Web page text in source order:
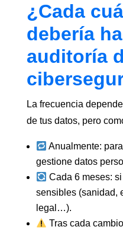
¿Cada
debería
auditoría
La frecuencia
de tus datos, pero
Anualmente:
gestione datos
Cada 6 meses:
sensibles (sanidad,
legal…).
Tras cada